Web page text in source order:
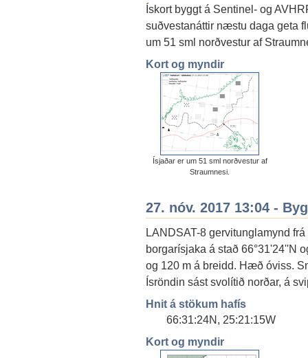
Ískort byggt á Sentinel- og
suðvestanáttir næstu daga geta
um 51 sml norðvestur af
Kort og myndir
Ísjaðar er um 51 sml norðvestur af
Straumnesi.
27. nóv. 2017 13:04 -
LANDSAT-8 gervitunglamynd
borgarísjaka á stað 66°31'24''N
og 120 m á breidd. Hæð óviss.
Ísröndin sást svolítið norðar, á
Hnit á stökum hafís
66:31:24N, 25:21:15W
Kort og myndir